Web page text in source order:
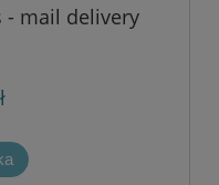
- mail delivery